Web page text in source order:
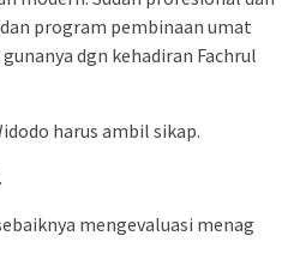
program pembinaan umat
dgn kehadiran Fachrul
harus ambil sikap.
mengevaluasi menag